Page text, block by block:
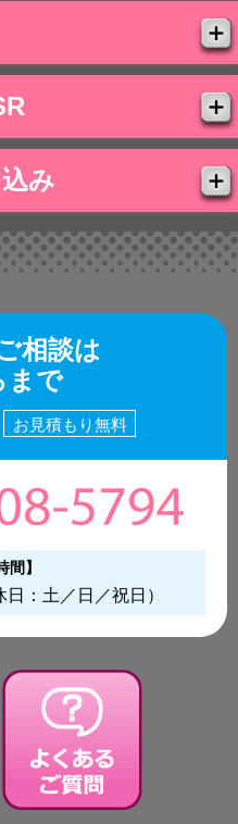
み
相談は
まで
お見積もり無料
間】
日：土／日／祝日）